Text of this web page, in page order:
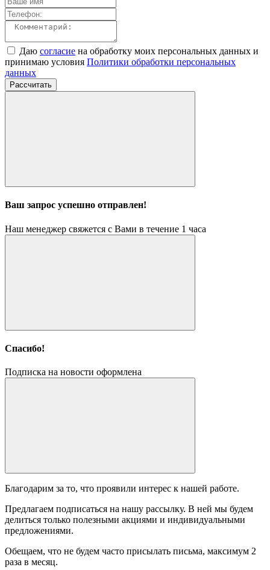
Даю согласие на обработку моих персональных данных и
принимаю условия Политики обработки персональных
данных
Рассчитать
Ваш запрос успешно отправлен!
Наш менеджер свяжется с Вами в течение 1 часа
Спасибо!
Подписка на новости оформлена
Благодарим за то, что проявили интерес к нашей работе.
Предлагаем подписаться на нашу рассылку. В ней мы будем
делиться только полезными акциями и индивидуальными
предложениями.
Обещаем, что не будем часто присылать письма, максимум 2
раза в месяц.